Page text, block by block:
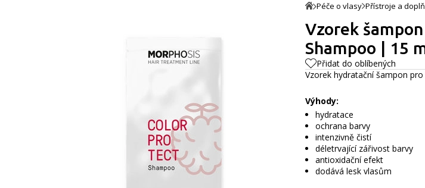
Péče o vlasy Přístroje a
Vzorek
Shampoo | 15
Přidat do oblíbených
Vzorek hydratační šampon
Výhody:
hydratace
ochrana barvy
intenzivně čistí
déletrvající zářivost barvy
antioxidační efekt
dodává lesk vlasům